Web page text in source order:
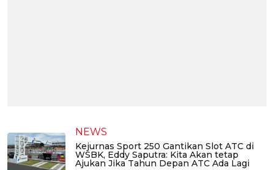
NEWS
Kejurnas Sport 250 Gantikan Slot ATC di
WSBK, Eddy Saputra: Kita Akan tetap
Ajukan Jika Tahun Depan ATC Ada Lagi